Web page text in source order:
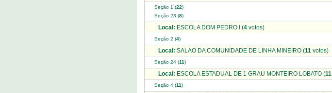
Seção 1 (22)
Seção 23 (8)
Local: ESCOLA DOM PEDRO I (4 votos)
Seção 2 (4)
Local: SALAO DA COMUNIDADE DE LINHA MINEIRO (11 votos)
Seção 24 (11)
Local: ESCOLA ESTADUAL DE 1 GRAU MONTEIRO LOBATO (11
Seção 4 (11)